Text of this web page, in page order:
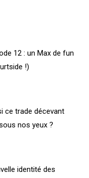
12 : un Max de fun
!)
ce trade décevant
nos yeux ?
identité des